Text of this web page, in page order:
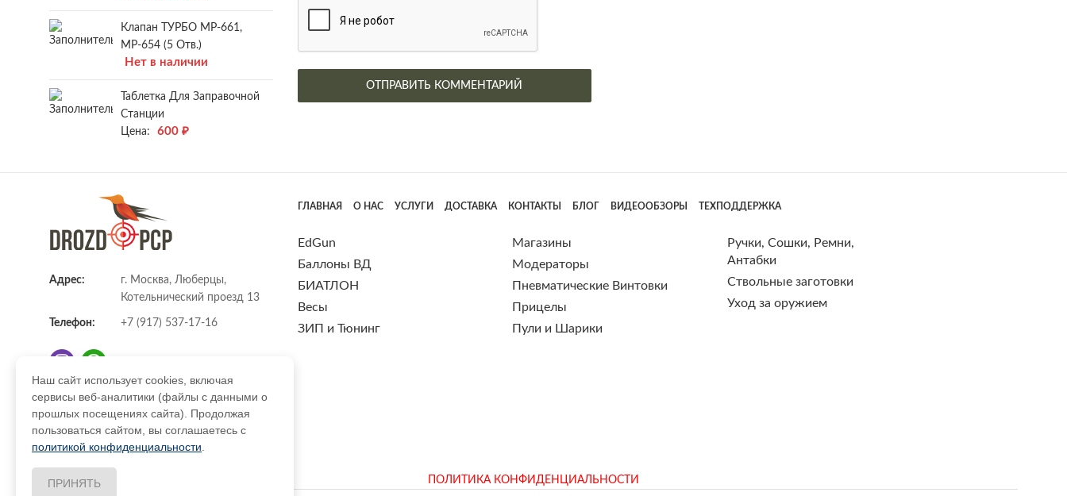
Клапан ТУРБО МР-661,
МР-654 (5 Отв.)
Нет в наличии
Таблетка Для Заправочной
Станции
Цена:
600 ₽
Адрес:
г. Москва, Люберцы,
Котельнический проезд 13
Телефон: +7 (917) 537-17-16
E-mail: info@DrozdPcp.ru
ГЛАВНАЯ О НАС УСЛУГИ ДОСТАВКА КОНТАКТЫ БЛОГ ВИДЕООБЗОРЫ ТЕХПОДДЕРЖКА
EdGun
Баллоны ВД
БИАТЛОН
Весы
ЗИП и Тюнинг
Магазины
Модераторы
Пневматические Винтовки
Прицелы
Пули и Шарики
Ручки, Сошки, Ремни,
Антабки
Ствольные заготовки
Уход за оружием
ПОЛИТИКА КОНФИДЕНЦИАЛЬНОСТИ
Наш сайт использует cookies, включая
сервисы веб-аналитики (файлы с данными о
прошлых посещениях сайта). Продолжая
пользоваться сайтом, вы соглашаетесь с
политикой конфиденциальности
ПРИНЯТЬ